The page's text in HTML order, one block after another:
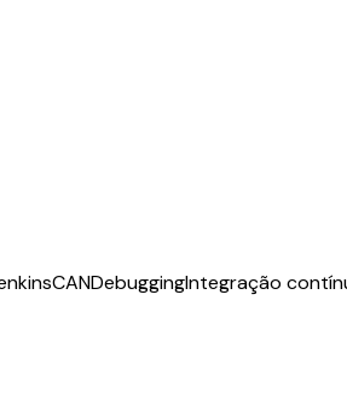
CANDebuggingIntegração